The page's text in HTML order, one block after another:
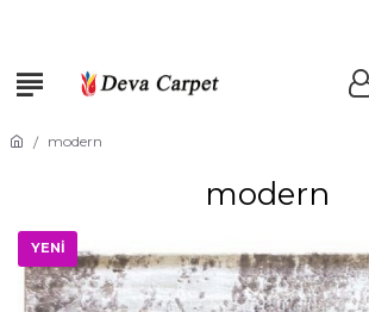
modern
modern
YENİ